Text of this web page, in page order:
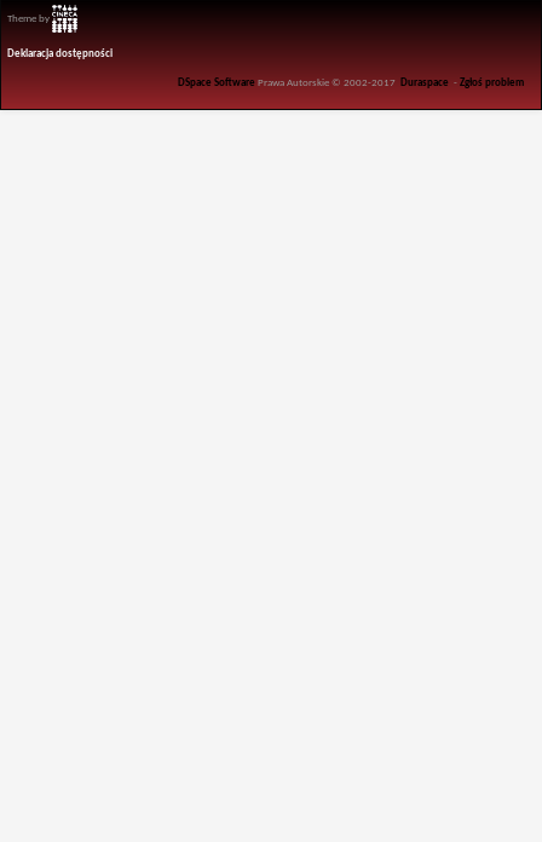
Theme by
Deklaracja dostępności
DSpace Software Prawa Autorskie © 2002-2017 Duraspace -Zgłoś problem